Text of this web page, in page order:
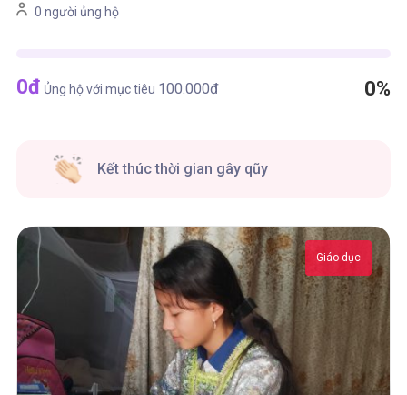
Giáo dục
0 người ủng hộ
0đ Ủng hộ với mục tiêu 100.000đ 0%
Kết thúc thời gian gây qũy